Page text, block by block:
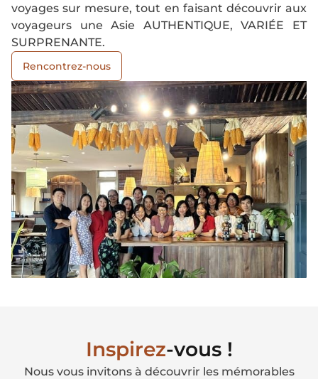
voyages sur mesure, tout en faisant découvrir aux
voyageurs une Asie AUTHENTIQUE, VARIÉE ET
SURPRENANTE.
Rencontrez-nous
Inspirez-vous !
Nous vous invitons à découvrir les mémorables